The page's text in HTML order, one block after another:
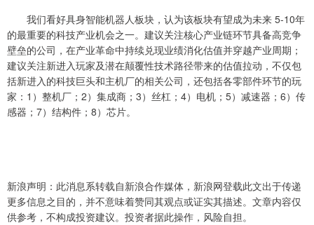
我们看好具身智能机器人板块，认为该板块有望成为未来 5-10年
的最重要的科技产业机会之一。建议关注核心产业链环节具备高竞争
壁垒的公司，在产业革命中持续兑现业绩消化估值并穿越产业周期；
建议关注新进入玩家及潜在颠覆性技术路径带来的估值拉动，不仅包
括新进入的科技巨头和主机厂的相关公司，还包括各零部件环节的玩
家：1）整机厂；2）集成商；3）丝杠；4）电机；5）减速器；6）传
感器；7）结构件；8）芯片。
新浪声明：此消息系转载自新浪合作媒体，新浪网登载此文出于传递
更多信息之目的，并不意味着赞同其观点或证实其描述。文章内容仅
供参考，不构成投资建议。投资者据此操作，风险自担。